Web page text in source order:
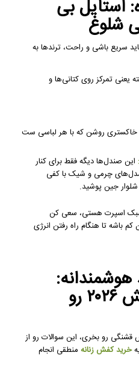
استایل بی
شلوغ
سریع باشی و راحت، ترندها به
یعنی تمرکز روی کتانی‌ها و
خاکستری روشن که با هر لباسی ست
این صندل‌ها دیگه فقط برای کنار
چرمی و شیک با کفی
شلوار جین پوشید.
اسپرت هستی، سعی کن
باشه تا هنگام راه رفتن انرژی
چطور بهترین کفش ۲۰۲۶ رو
رو بخری، این سوالات رو از
خرید کفش زنانهمنطقی انجام